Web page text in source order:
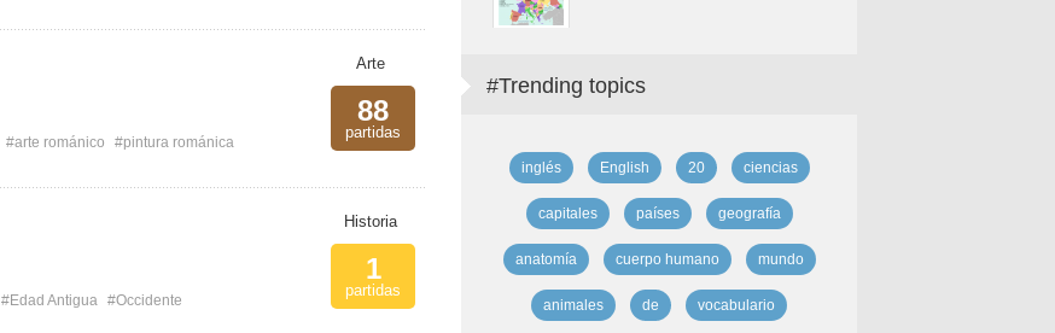
#arte románico #pintura románica
Arte
88
partidas
#Edad Antigua #Occidente
Historia
1
partidas
#Trending topics
inglés English 20 ciencias
capitales países geografía
anatomía cuerpo humano mundo
animales de vocabulario